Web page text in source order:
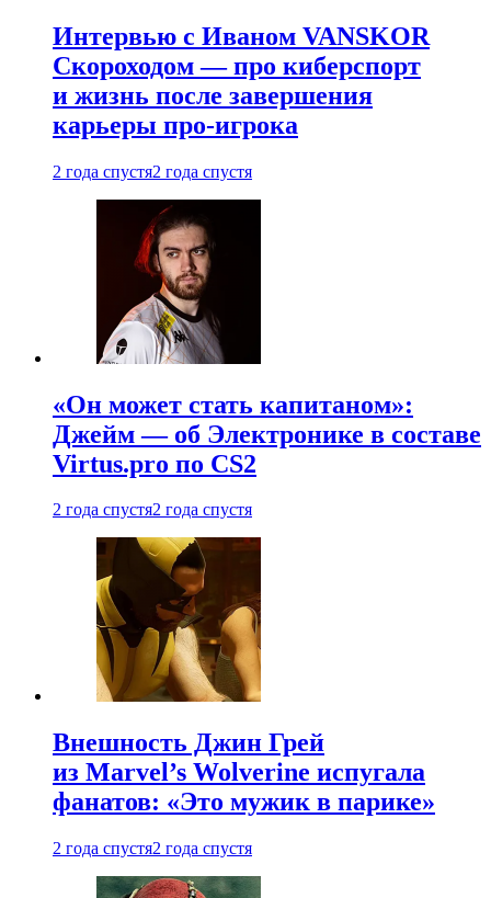
Интервью с Иваном VANSKOR
Скороходом — про киберспорт
и жизнь после завершения
карьеры про-игрока
2 года спустя2 года спустя
«Он может стать капитаном»:
Джейм — об Электронике в составе
Virtus.pro по CS2
2 года спустя2 года спустя
Внешность Джин Грей
из Marvel’s Wolverine испугала
фанатов: «Это мужик в парике»
2 года спустя2 года спустя